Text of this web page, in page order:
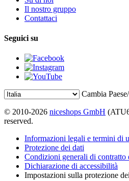
Il nostro gruppo
Contattaci
Seguici su
Cambia
© 2010-2026 niceshops GmbH
reserved.
Informazioni legali e termini di
Protezione dei dati
Condizioni generali di contratto
Dichiarazione di accessibilità
Impostazioni sulla protezione